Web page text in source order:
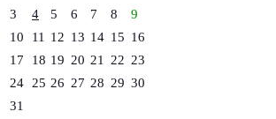
3
4 5 6 7 8
9
10
11 12 13 14 15 16
17
18 19 20 21 22 23
24
25 26 27 28 29 30
31